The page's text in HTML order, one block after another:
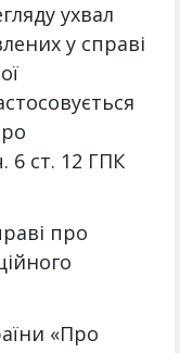
ухвал
у справі
6 ст. 12 ГПК
про
«Про